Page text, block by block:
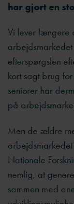
har gjort en
Vi lever længere
efterspørgslen
kort sagt brug
seniorer har
på
Men de ældre
Nationale
nemlig, at
sammen med